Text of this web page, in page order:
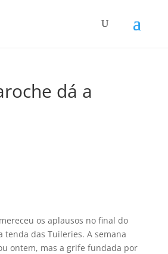
dá a
os aplausos no final do
tenda das Tuileries. A semana
ontem, mas a grife fundada por